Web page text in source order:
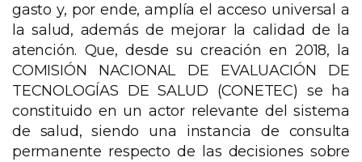
gasto y, por ende, amplía el acceso universal a
la salud, además de mejorar la calidad de la
atención. Que, desde su creación en 2018, la
COMISIÓN NACIONAL DE EVALUACIÓN DE
TECNOLOGÍAS DE SALUD (CONETEC) se ha
constituido en un actor relevante del sistema
de salud, siendo una instancia de consulta
permanente respecto de las decisiones sobre